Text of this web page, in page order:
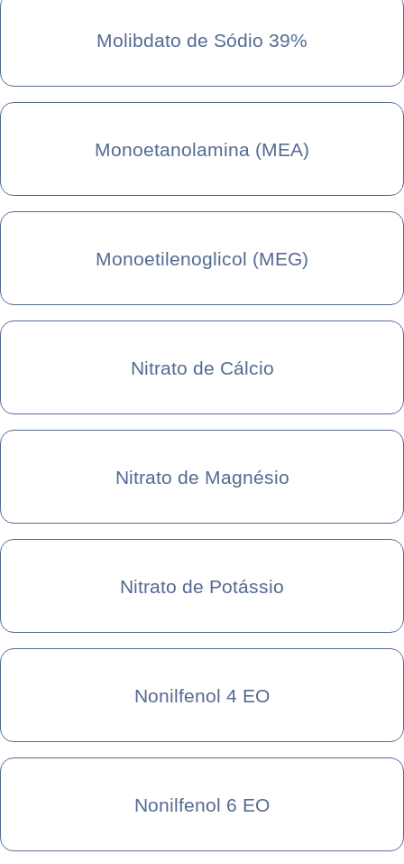
Molibdato de Sódio 39%
Monoetanolamina (MEA)
Monoetilenoglicol (MEG)
Nitrato de Cálcio
Nitrato de Magnésio
Nitrato de Potássio
Nonilfenol 4 EO
Nonilfenol 6 EO